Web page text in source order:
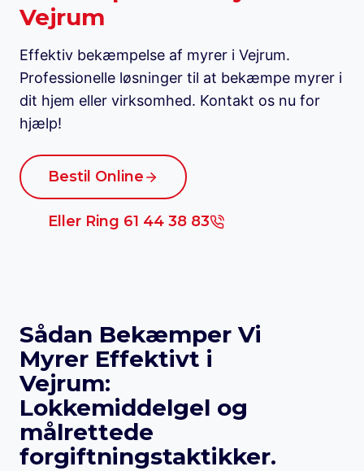
Vejrum
Effektiv bekæmpelse af myrer i Vejrum.
Professionelle løsninger til at bekæmpe myrer i
dit hjem eller virksomhed. Kontakt os nu for
hjælp!
Bestil Online
Eller Ring 61 44 38 83
Sådan Bekæmper Vi
Myrer Effektivt i
Vejrum:
Lokkemiddelgel og
målrettede
forgiftningstaktikker.